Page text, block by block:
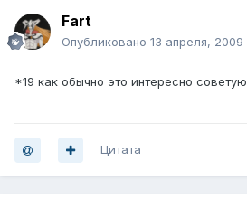
Fart
Опубликовано 13 апреля, 2009
*19 как обычно это интересно советую
Цитата